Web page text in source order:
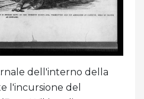
dell'interno della
l'incursione del